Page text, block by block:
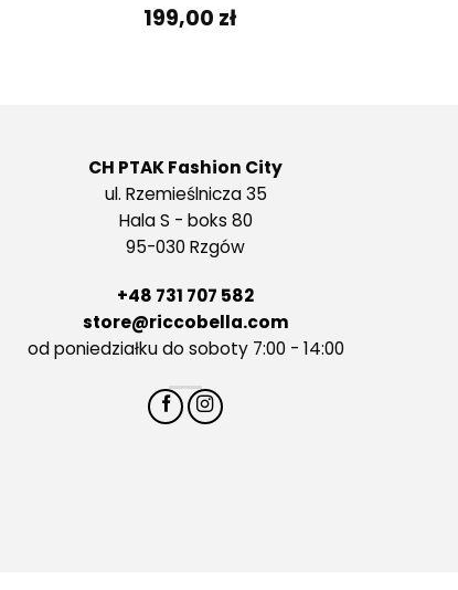
199,00 zł
CH PTAK Fashion City
ul. Rzemieślnicza 35
Hala S - boks 80
95-030 Rzgów
+48 731 707 582
store@riccobella.com
od poniedziałku do soboty 7:00 - 14:00